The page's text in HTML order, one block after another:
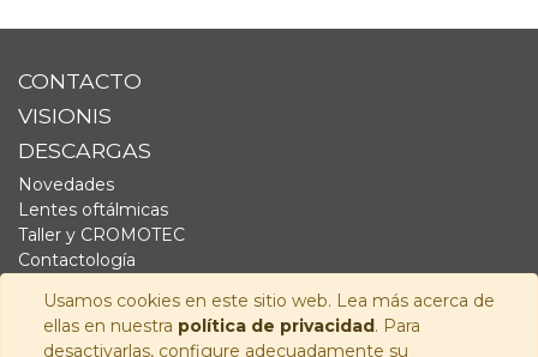
Usamos cookies en este sitio web. Lea más acerca de
ellas en nuestra política de privacidad. Para
desactivarlas, configure adecuadamente su
CONTACTO
VISIONIS
DESCARGAS
Novedades
Lentes oftálmicas
Taller y CROMOTEC
Contactología
Fornitura
Audiología